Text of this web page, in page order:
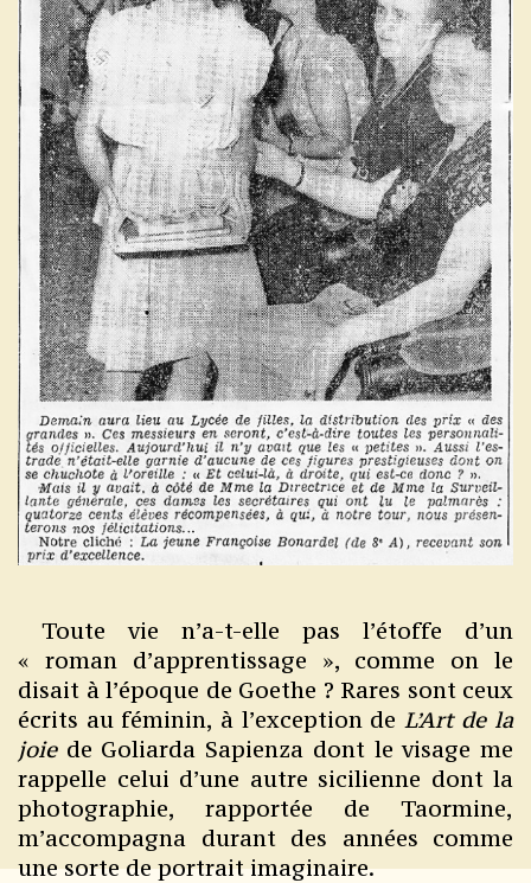
Toute vie n’a-t-elle pas l’étoffe d’un
« roman d’apprentissage », comme on le
disait à l’époque de Goethe ? Rares sont ceux
écrits au féminin, à l’exception de L’Art de la
joiede Goliarda Sapienza dont le visage me
rappelle celui d’une autre sicilienne dont la
photographie, rapportée de Taormine,
m’accompagna durant des années comme
une sorte de portrait imaginaire.